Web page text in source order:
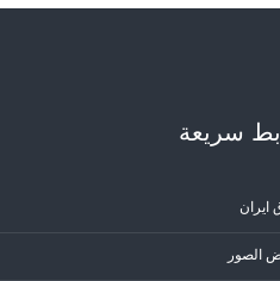
سریعة
ايران
الصور